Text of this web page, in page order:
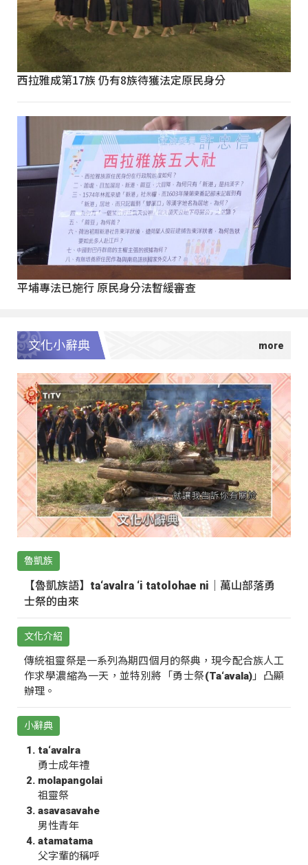
西拉雅成第17族 仍有8族待獲法定原民身分
平埔專法已施行 原民身分法暫緩審查
文化小辭典
魯凱族
【魯凱族語】ta‘avalra ‘i tatolohae ni｜萬山部落勇
士祭的由來
文化介紹
傳統祖靈祭是一系列為期四個月的祭典，現今配合族人工
作求學濃縮為一天，並特別將「勇士祭(Ta‘avala)」凸顯
辦理。
小辭典
ta‘avalra
勇士成年禮
molapangolai
祖靈祭
asavasavahe
男性青年
atamatama
父字輩的稱呼